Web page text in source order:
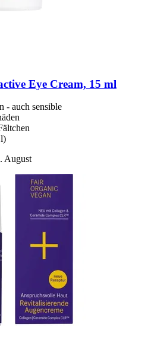
Eye Cream, 15 ml
- auch sensible
August